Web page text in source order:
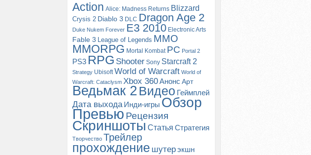
Action Alice: Madness Returns Blizzard
Crysis 2 Diablo 3 DLC Dragon Age 2
Duke Nukem Forever E3 2010 Electronic Arts
Fable 3 League of Legends MMO
MMORPG Mortal Kombat PC Portal 2
PS3 RPG Shooter Sony Starcraft 2
Strategy Ubisoft World of Warcraft World of
Warcraft: Cataclysm Xbox 360Анонс Арт
Ведьмак 2 Видео Геймплей
Дата выхода Инди-игры Обзор
Превью Рецензия
Скриншоты Статья Стратегия
Творчество Трейлер
прохождение шутерэкшн